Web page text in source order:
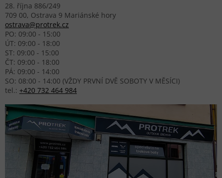
28. října 886/249
709 00, Ostrava 9 Mariánské hory
ostrava@protrek.cz
PO: 09:00 - 15:00
ÚT: 09:00 - 18:00
ST: 09:00 - 15:00
ČT: 09:00 - 18:00
PÁ: 09:00 - 14:00
SO: 08:00 - 14:00 (VŽDY PRVNÍ DVĚ SOBOTY V MĚSÍCI)
tel.: +420 732 464 984